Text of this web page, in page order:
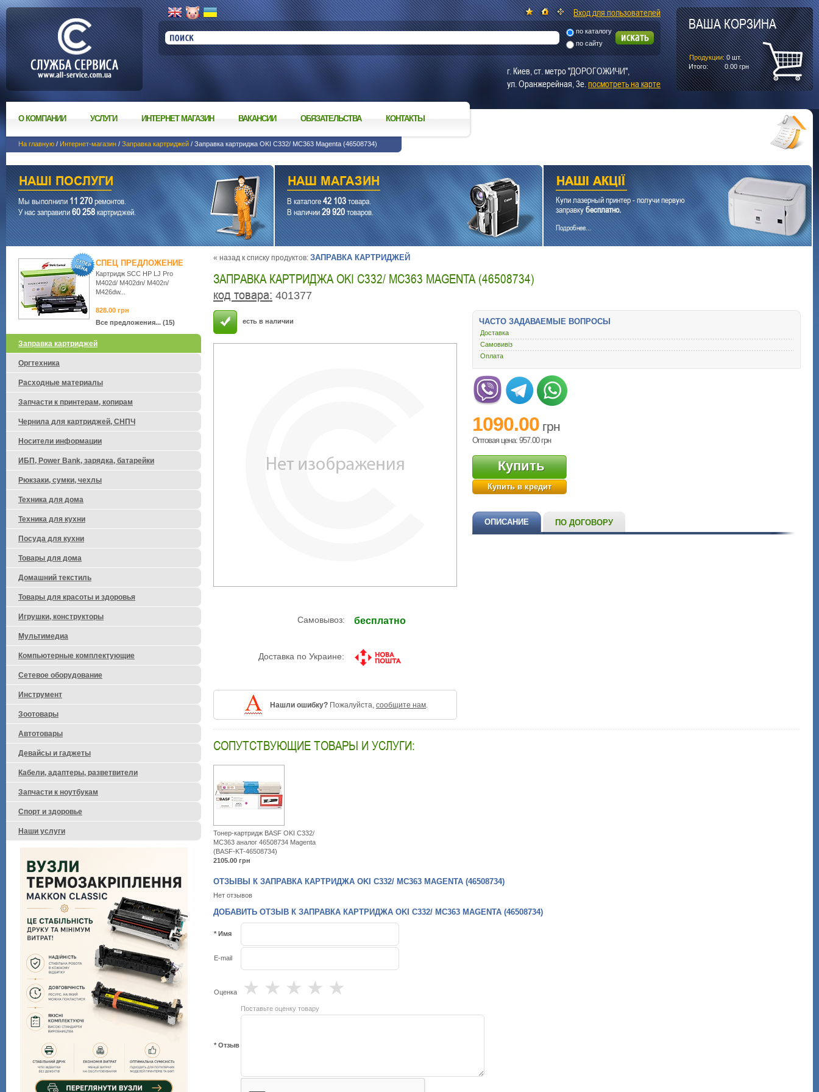
О КОМПАНИИ УСЛУГИ ИНТЕРНЕТ МАГАЗИН ВАКАНСИИ ОБЯЗАТЕЛЬСТВА КОНТАКТЫ
На главную / Интернет-магазин / Заправка картриджей / Заправка картриджа OKI C332/ MC363 Magenta (46508734)
Мы выполнили11 270ремонтов.
У нас заправили60 258картриджей.
В каталоге42 103товара.
В наличии29 920товаров.
Купи лазерный принтер - получи первую
заправкубесплатно.
Подробнее...
« назад к списку продуктов: ЗАПРАВКА КАРТРИДЖЕЙ
ЗАПРАВКА КАРТРИДЖА OKI C332/ MC363 MAGENTA (46508734)
код товара: 401377
есть в наличии
Самовывоз: бесплатно
Доставка по Украине:
Нашли ошибку? Пожалуйста, сообщите нам.
ЧАСТО ЗАДАВАЕМЫЕ ВОПРОСЫ
Доставка
Самовивіз
Оплата
1090.00 грн
Оптовая цена: 957.00 грн
Купить
Купить в кредит
ОПИСАНИЕ ПО ДОГОВОРУ
СОПУТСТВУЮЩИЕ ТОВАРЫ И УСЛУГИ:
Тонер-картридж BASF OKI C332/
MC363 аналог 46508734 Magenta
(BASF-KT-46508734)
2105.00 грн
ОТЗЫВЫ К ЗАПРАВКА КАРТРИДЖА OKI C332/ MC363 MAGENTA (46508734)
Нет отзывов
ДОБАВИТЬ ОТЗЫВ К ЗАПРАВКА КАРТРИДЖА OKI C332/ MC363 MAGENTA (46508734)
* Имя
E-mail
Оценка ★
★
★
★
★
Поставьте оценку товару
* Отзыв
СПЕЦ ПРЕДЛОЖЕНИЕ
Картридж SCC HP LJ Pro
M402d/ M402dn/ M402n/
M426dw...
828.00 грн
Все предложения... (15)
Заправка картриджей
Оргтехника
Расходные материалы
Запчасти к принтерам, копирам
Чернила для картриджей, СНПЧ
Носители информации
ИБП, Power Bank, зарядка, батарейки
Рюкзаки, сумки, чехлы
Техника для дома
Техника для кухни
Посуда для кухни
Товары для дома
Домашний текстиль
Товары для красоты и здоровья
Игрушки, конструкторы
Мультимедиа
Компьютерные комплектующие
Сетевое оборудование
Инструмент
Зоотовары
Автотовары
Девайсы и гаджеты
Кабели, адаптеры, разветвители
Запчасти к ноутбукам
Спорт и здоровье
Наши услуги
ВАША КОРЗИНА
Продукции: 0шт.
Итого:
0.00 грн
Вход для пользователей
по каталогу
по сайту
г. Киев, ст. метро "ДОРОГОЖИЧИ",
ул. Оранжерейная, 3е.посмотреть на карте